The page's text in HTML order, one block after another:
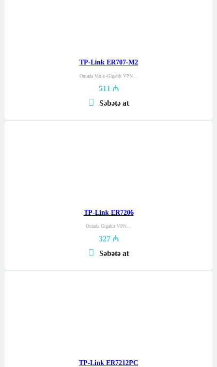
TP-Link ER707-M2
Omada Multi-Gigabit VPN…
511 ₼
Səbətə at
TP-Link ER7206
Omada Gigabit VPN…
327 ₼
Səbətə at
TP-Link ER7212PC